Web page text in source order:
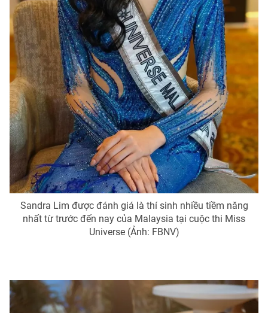
Sandra Lim được đánh giá là thí sinh nhiều tiềm năng
nhất từ trước đến nay của Malaysia tại cuộc thi Miss
Universe (Ảnh: FBNV)